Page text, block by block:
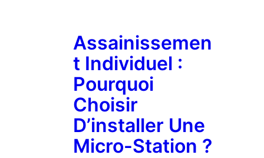
Assainissemen
T Individuel :
Pourquoi
Choisir
D’installer Une
Micro-Station ?